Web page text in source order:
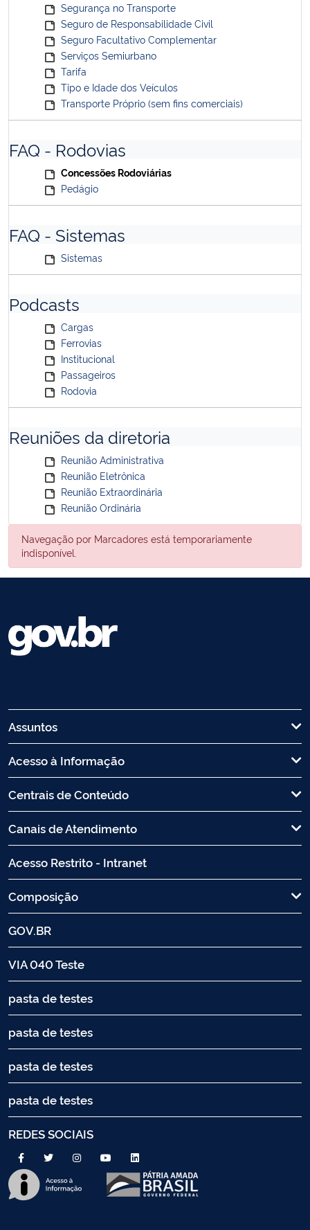
Segurança no Transporte
Seguro de Responsabilidade Civil
Seguro Facultativo Complementar
Serviços Semiurbano
Tarifa
Tipo e Idade dos Veículos
Transporte Próprio (sem fins comerciais)
FAQ - Rodovias
Concessões Rodoviárias
Pedágio
FAQ - Sistemas
Sistemas
Podcasts
Cargas
Ferrovias
Institucional
Passageiros
Rodovia
Reuniões da diretoria
Reunião Administrativa
Reunião Eletrônica
Reunião Extraordinária
Reunião Ordinária
Navegação por Marcadores está temporariamente
indisponível.
Assuntos
Acesso à Informação
Centrais de Conteúdo
Canais de Atendimento
Acesso Restrito - Intranet
Composição
GOV.BR
VIA 040 Teste
pasta de testes
pasta de testes
pasta de testes
pasta de testes
REDES SOCIAIS